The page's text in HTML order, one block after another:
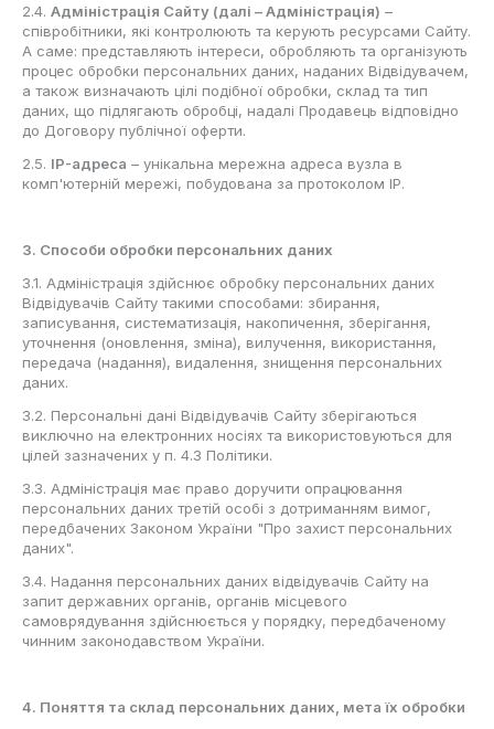
2.4. Адміністрація Сайту (далі – Адміністрація) –
співробітники, які контролюють та керують ресурсами Сайту.
А саме: представляють інтереси, обробляють та організують
процес обробки персональних даних, наданих Відвідувачем,
а також визначають цілі подібної обробки, склад та тип
даних, що підлягають обробці, надалі Продавець відповідно
до Договору публічної оферти.
2.5. IP-адреса – унікальна мережна адреса вузла в
комп'ютерній мережі, побудована за протоколом IP.
3. Способи обробки персональних даних
3.1. Адміністрація здійснює обробку персональних даних
Відвідувачів Сайту такими способами: збирання,
записування, систематизація, накопичення, зберігання,
уточнення (оновлення, зміна), вилучення, використання,
передача (надання), видалення, знищення персональних
даних.
3.2. Персональні дані Відвідувачів Сайту зберігаються
виключно на електронних носіях та використовуються для
цілей зазначених у п. 4.3 Політики.
3.3. Адміністрація має право доручити опрацювання
персональних даних третій особі з дотриманням вимог,
передбачених Законом України "Про захист персональних
даних".
3.4. Надання персональних даних відвідувачів Сайту на
запит державних органів, органів місцевого
самоврядування здійснюється у порядку, передбаченому
чинним законодавством України.
4. Поняття та склад персональних даних, мета їх обробки